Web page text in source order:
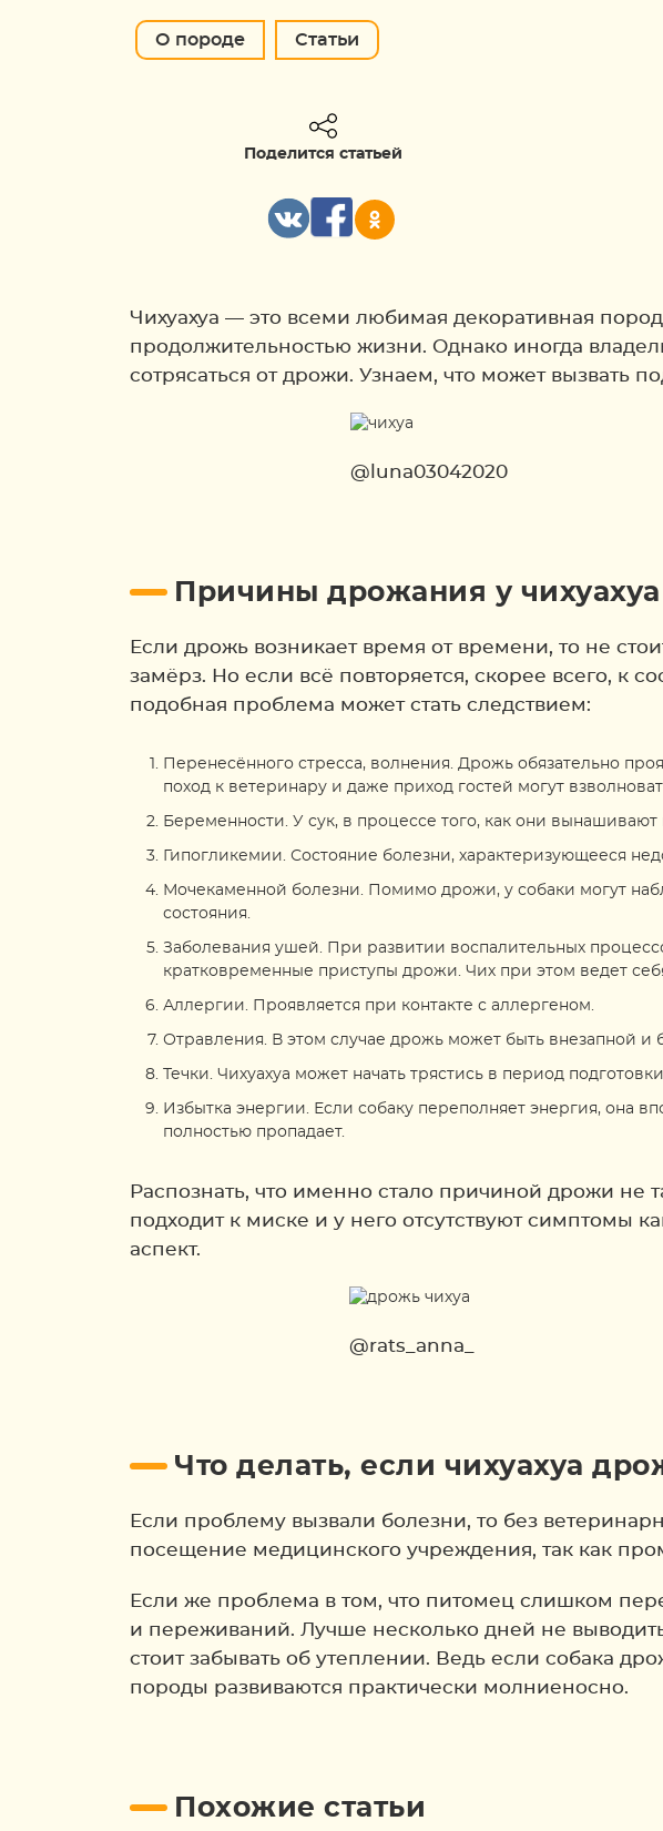
О породе Статьи
Поделится статьей
Чихуахуа — это всеми любимая декоративная
продолжительностью жизни. Однако иногда
сотрясаться от дрожи. Узнаем, что может вызвать
@luna03042020
Причины дрожания у чихуахуа
Если дрожь возникает время от времени, то не
замёрз. Но если всё повторяется, скорее всего, к
подобная проблема может стать следствием:
Перенесённого стресса, волнения. Дрожь обязательно
поход к ветеринару и даже приход гостей могут
Беременности. У сук, в процессе того, как они
Гипогликемии. Состояние болезни, характеризующееся
Мочекаменной болезни. Помимо дрожи, у собаки могут
состояния.
Заболевания ушей. При развитии воспалительных
кратковременные приступы дрожи. Чих при этом ведет
Аллергии. Проявляется при контакте с аллергеном.
Отравления. В этом случае дрожь может быть внезапной и
Течки. Чихуахуа может начать трястись в период
Избытка энергии. Если собаку переполняет энергия, она
полностью пропадает.
Распознать, что именно стало причиной дрожи не
подходит к миске и у него отсутствуют симптомы
аспект.
@rats_anna_
Что делать, если чихуахуа
Если проблему вызвали болезни, то без
посещение медицинского учреждения, так как
Если же проблема в том, что питомец слишком
и переживаний. Лучше несколько дней не
стоит забывать об утеплении. Ведь если собака
породы развиваются практически молниеносно.
Похожие статьи